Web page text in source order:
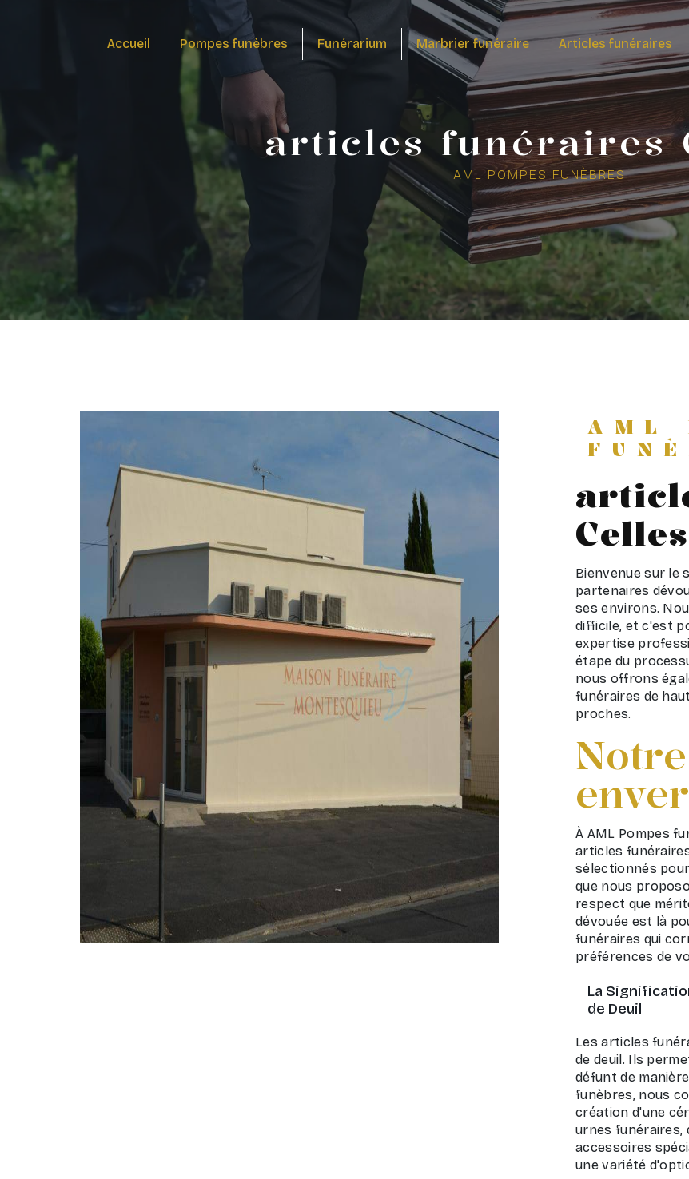
Accueil Pompes funèbres Funérarium Marbrier funéraire Articles funéraires
articles funéraires
AML POMPES FUNÈBRES
AML
Celles
Bienvenue sur le
partenaires
ses environs.
difficile, et c'est
expertise
étape du
nous offrons
funéraires de
proches.
À AML Pompes
articles
sélectionnés
que nous
respect que
dévouée est là
funéraires qui
préférences de
La
de Deuil
Les articles
de deuil. Ils
défunt de
funèbres, nous
création d'une
urnes funéraires,
accessoires
une variété